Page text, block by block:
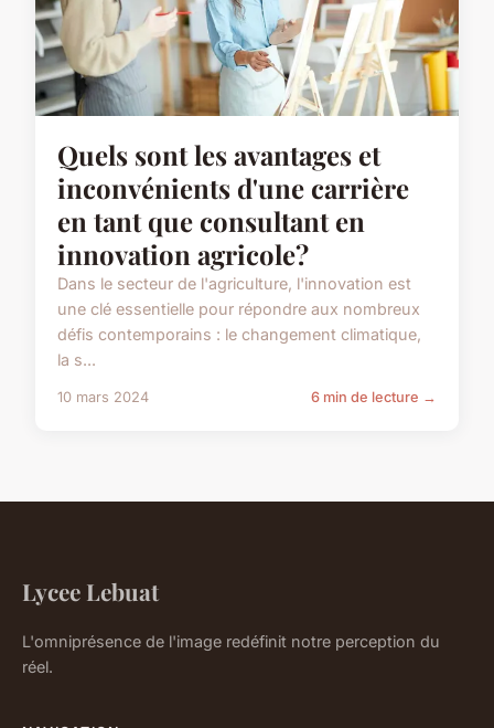
Quels sont les avantages et
inconvénients d'une carrière
en tant que consultant en
innovation agricole?
Dans le secteur de l'agriculture, l'innovation est
une clé essentielle pour répondre aux nombreux
défis contemporains : le changement climatique,
la s...
10 mars 2024 6 min de lecture →
Lycee Lebuat
L'omniprésence de l'image redéfinit notre perception du
réel.